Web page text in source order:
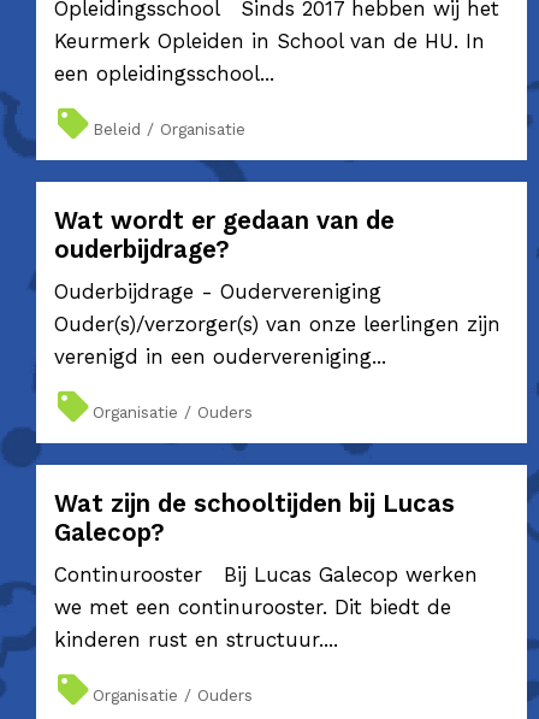
Opleidingsschool Sinds 2017 hebben wij het
Keurmerk Opleiden in School van de HU. In
een opleidingsschool...
Beleid / Organisatie
Wat wordt er gedaan van de
ouderbijdrage?
Ouderbijdrage - Oudervereniging
Ouder(s)/verzorger(s) van onze leerlingen zijn
verenigd in een oudervereniging...
Organisatie / Ouders
Wat zijn de schooltijden bij Lucas
Galecop?
Continurooster Bij Lucas Galecop werken
we met een continurooster. Dit biedt de
kinderen rust en structuur....
Organisatie / Ouders